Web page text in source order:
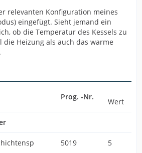
relevanten Konfiguration meines
eingefügt. Sieht jemand ein
ob die Temperatur des Kessels zu
die Heizung als auch das warme
Prog. -Nr.
Wert
5019 5